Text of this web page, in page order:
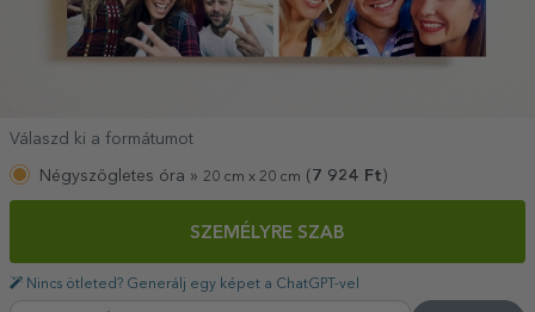
Válaszd ki a formátumot
Négyszögletes óra » 20 cm x 20 cm ( 7 924 Ft )
SZEMÉLYRE SZAB
Nincs ötleted? Generálj egy képet a ChatGPT-vel